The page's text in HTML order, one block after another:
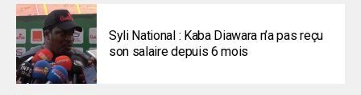
Syli National : Kaba Diawara n’a pas reçu
son salaire depuis 6 mois